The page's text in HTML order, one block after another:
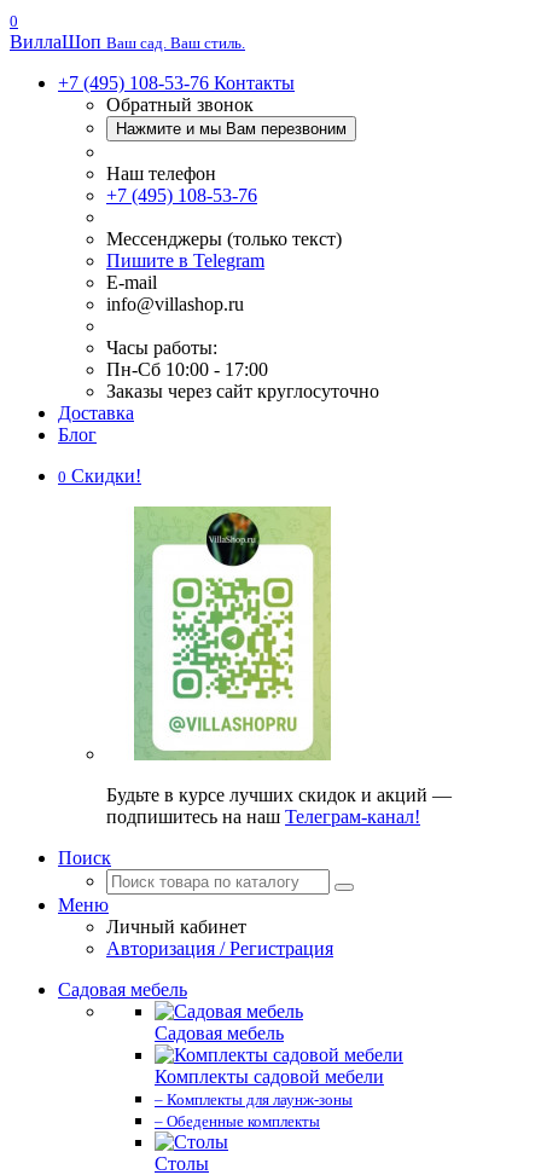
0
ВиллаШоп Ваш сад. Ваш стиль.
+7 (495) 108-53-76 Контакты
Обратный звонок
Нажмите и мы Вам перезвоним
Наш телефон
+7 (495) 108-53-76
Мессенджеры (только текст)
Пишите в Telegram
E-mail
info@villashop.ru
Часы работы:
Пн-Сб 10:00 - 17:00
Заказы через сайт круглосуточно
Доставка
Блог
0 Скидки!
Будьте в курсе лучших скидок и акций —
подпишитесь на наш Телеграм-канал!
Поиск
Меню
Личный кабинет
Авторизация / Регистрация
Садовая мебель
Садовая мебель
Комплекты садовой мебели
– Комплекты для лаунж-зоны
– Обеденные комплекты
Столы